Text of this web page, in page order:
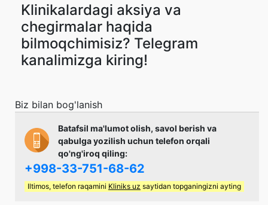
Klinikalardagi aksiya va
chegirmalar haqida
bilmoqchimisiz? Telegram
kanalimizga kiring!
Biz bilan bog'lanish
Batafsil ma'lumot olish, savol berish va
qabulga yozilish uchun telefon orqali
qo'ng'iroq qiling:
+998-33-751-68-62
Iltimos, telefon raqamini Kliniks uz saytidan topganingizni ayting